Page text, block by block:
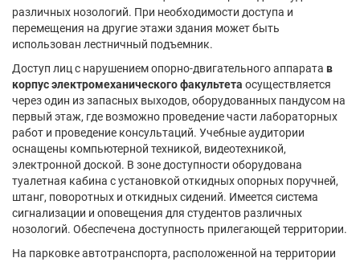
различных нозологий. При необходимости доступа и
перемещения на другие этажи здания может быть
использован лестничный подъемник.
Доступ лиц с нарушением опорно-двигательного аппарата в
корпус электромеханического факультета осуществляется
через один из запасных выходов, оборудованных пандусом на
первый этаж, где возможно проведение части лабораторных
работ и проведение консультаций. Учебные аудитории
оснащены компьютерной техникой, видеотехникой,
электронной доской. В зоне доступности оборудована
туалетная кабина с установкой откидных опорных поручней,
штанг, поворотных и откидных сидений. Имеется система
сигнализации и оповещения для студентов различных
нозологий. Обеспечена доступность прилегающей территории.
На парковке автотранспорта, расположенной на территории